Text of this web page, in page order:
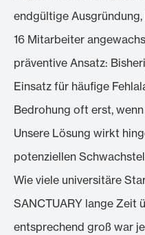
endgültige
16 Mitarbeiter
präventive Ansatz:
Einsatz für häufige
Bedrohung oft erst,
Unsere Lösung wirkt
potenziellen
Wie viele universitäre
SANCTUARY lange Zeit
entsprechend groß war